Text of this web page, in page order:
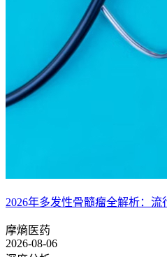
2026年多发性骨髓瘤全解析：
摩熵医药
2026-08-06